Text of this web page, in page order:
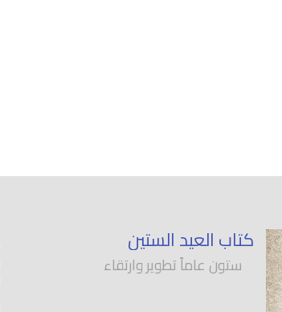
كتاب العيد الستين
ستون عاماً تطوير وارتقاء